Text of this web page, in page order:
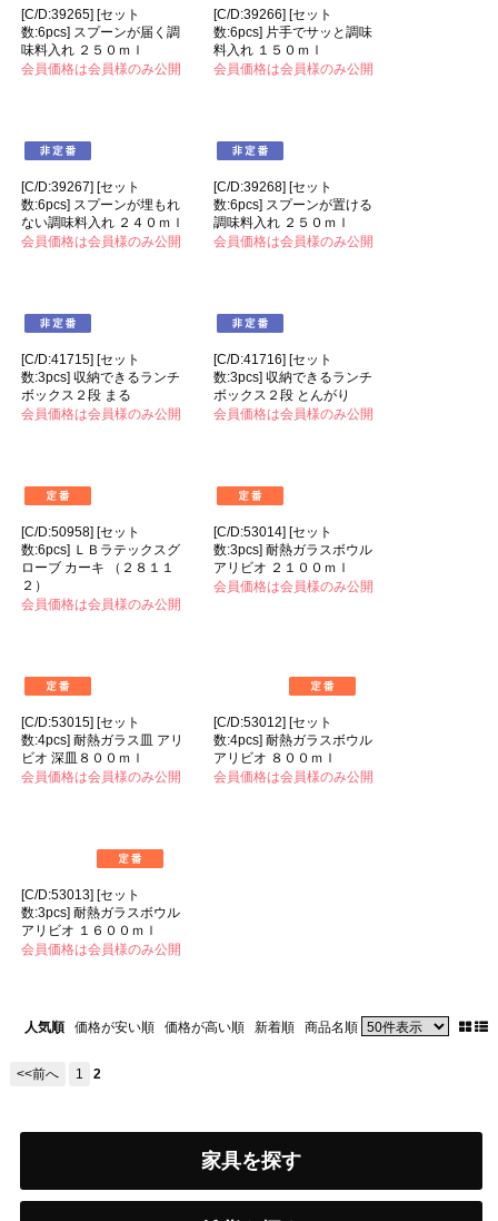
数:6pcs] ２ｗａｙ調味料入
れ ２５０ｍｌ
会員価格は会員様のみ公開
数:4pcs] ２ｗａｙオイルデ
ィスペンサー ５００ｍｌ
会員価格は会員様のみ公開
[C/D:39265] [セット
数:6pcs] スプーンが届く調
味料入れ ２５０ｍｌ
会員価格は会員様のみ公開
[C/D:39266] [セット
数:6pcs] 片手でサッと調味
料入れ １５０ｍｌ
会員価格は会員様のみ公開
[C/D:39267] [セット
数:6pcs] スプーンが埋もれ
ない調味料入れ ２４０ｍｌ
会員価格は会員様のみ公開
[C/D:39268] [セット
数:6pcs] スプーンが置ける
調味料入れ ２５０ｍｌ
会員価格は会員様のみ公開
[C/D:41715] [セット
数:3pcs] 収納できるランチ
ボックス２段 まる
会員価格は会員様のみ公開
[C/D:41716] [セット
数:3pcs] 収納できるランチ
ボックス２段 とんがり
会員価格は会員様のみ公開
[C/D:50958] [セット
数:6pcs] ＬＢラテックスグ
ローブ カーキ （２８１１
２）
会員価格は会員様のみ公開
[C/D:53014] [セット
数:3pcs] 耐熱ガラスボウル
アリビオ ２１００ｍｌ
会員価格は会員様のみ公開
[C/D:53015] [セット
数:4pcs] 耐熱ガラス皿 アリ
ビオ 深皿８００ｍｌ
会員価格は会員様のみ公開
アリビオ １６００ｍｌ
新着順